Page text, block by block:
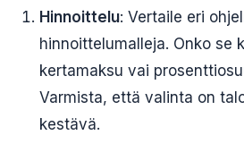
Hinnoittelu: Vertaile eri
hinnoittelumalleja. Onko se
kertamaksu vai
Varmista, että valinta on
kestävä.